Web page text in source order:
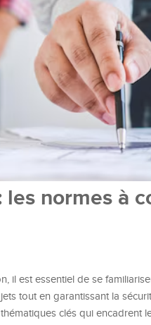
normes à
il est essentiel de se
tout en garantissant la
clés qui encadrent